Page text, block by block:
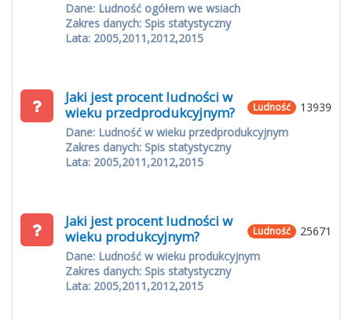
Dane: Ludność ogółem we wsiach
Zakres danych: Spis statystyczny
Lata: 2005,2011,2012,2015
13939
Ludność
Jaki jest procent ludności w
wieku przedprodukcyjnym?
Dane: Ludność w wieku przedprodukcyjnym
Zakres danych: Spis statystyczny
Lata: 2005,2011,2012,2015
25671
Ludność
Jaki jest procent ludności w
wieku produkcyjnym?
Dane: Ludność w wieku produkcyjnym
Zakres danych: Spis statystyczny
Lata: 2005,2011,2012,2015